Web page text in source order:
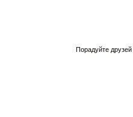
Порадуйте